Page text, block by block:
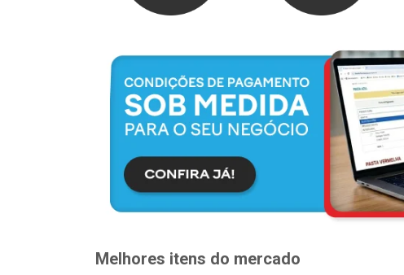
Melhores itens do mercado